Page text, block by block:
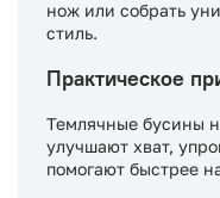
нож или собрать
стиль.
Практическое
Темлячные бусины
улучшают хват,
помогают быстрее